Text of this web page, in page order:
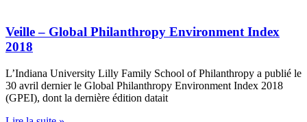
Veille – Global Philanthropy Environment Index
2018
L’Indiana University Lilly Family School of Philanthropy a publié le
30 avril dernier le Global Philanthropy Environment Index 2018
(GPEI), dont la dernière édition datait